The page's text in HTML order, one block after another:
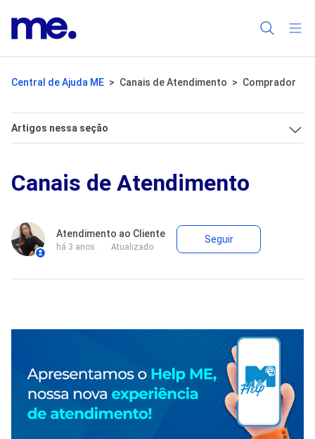
Central de Ajuda ME Canais de Atendimento Comprador
Artigos nessa seção
Canais de Atendimento
Atendimento ao Cliente
há 3 anos Atualizado
Seguir